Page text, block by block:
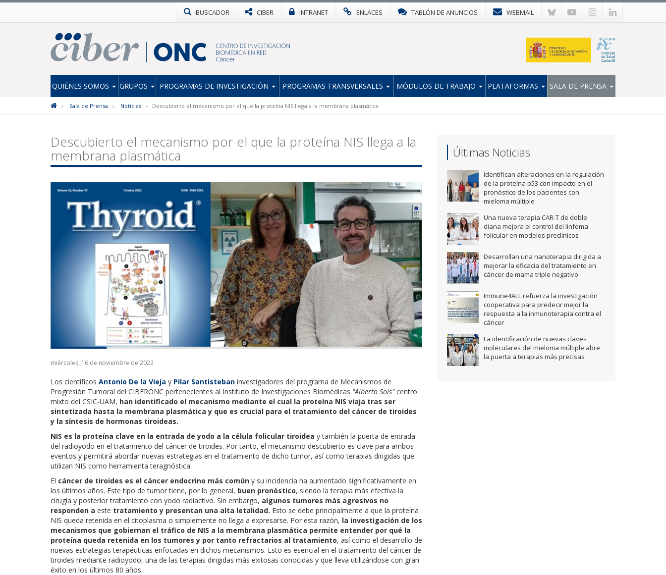
BUSCADOR CIBER INTRANET ENLACES TABLÓN DE ANUNCIOS WEBMAIL
QUIÉNES SOMOS GRUPOS PROGRAMAS DE INVESTIGACIÓN PROGRAMAS TRANSVERSALES MÓDULOS DE TRABAJO PLATAFORMAS SALA DE PRENSA
Sala de Prensa Noticias Descubierto el mecanismo por el que la proteína NIS llega a la membrana plasmática
Descubierto el mecanismo por el que la proteína NIS llega a la
membrana plasmática
miércoles, 16 de noviembre de 2022
Los científicos Antonio De la Vieja y Pilar Santisteban investigadores del programa de Mecanismos de
Progresión Tumoral del CIBERONC pertenecientes al Instituto de Investigaciones Biomédicas "Alberto Sols"centro
mixto del CSIC-UAM, han identificado el mecanismo mediante el cual la proteína NIS viaja tras ser
sintetizada hasta la membrana plasmática y que es crucial para el tratamiento del cáncer de tiroides
y la síntesis de hormonas tiroideas.
NIS es la proteína clave en la entrada de yodo a la célula folicular tiroidea y también la puerta de entrada
del radioyodo en el tratamiento del cáncer de tiroides. Por tanto, el mecanismo descubierto es clave para ambos
eventos y permitirá abordar nuevas estrategias en el tratamiento de dicho tumor, así como terapias dirigidas que
utilizan NIS como herramienta teragnóstica.
El cáncer de tiroides es el cáncer endocrino más común y su incidencia ha aumentado significativamente en
los últimos años. Este tipo de tumor tiene, por lo general, buen pronóstico, siendo la terapia más efectiva la
cirugía y posterior tratamiento con yodo radiactivo. Sin embargo, algunos tumores más agresivos no
responden a este tratamiento y presentan una alta letalidad. Esto se debe principalmente a que la proteína
NIS queda retenida en el citoplasma o simplemente no llega a expresarse. Por esta razón, la investigación de los
mecanismos que gobiernan el tráfico de NIS a la membrana plasmática permite entender por qué la
proteína queda retenida en los tumores y por tanto refractarios al tratamiento, así como el desarrollo de
nuevas estrategias terapéuticas enfocadas en dichos mecanismos. Esto es esencial en el tratamiento del cáncer de
tiroides mediante radioyodo, una de las terapias dirigidas más exitosas conocidas y que lleva utilizándose con gran
éxito en los últimos 80 años.
Últimas Noticias
Identifican alteraciones en la regulación
de la proteína p53 con impacto en el
pronóstico de los pacientes con
mieloma múltiple
Una nueva terapia CAR-T de doble
diana mejora el control del linfoma
folicular en modelos preclínicos
Desarrollan una nanoterapia dirigida a
mejorar la eficacia del tratamiento en
cáncer de mama triple negativo
Immune4ALL refuerza la investigación
cooperativa para predecir mejor la
respuesta a la inmunoterapia contra el
cáncer
La identificación de nuevas claves
moleculares del mieloma múltiple abre
la puerta a terapias más precisas